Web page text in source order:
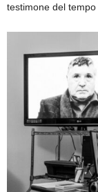
testimone del tempo